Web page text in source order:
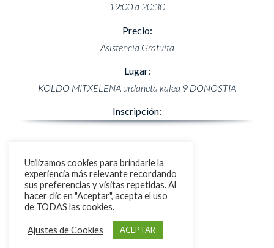
19:00 a 20:30
Precio:
Asistencia Gratuita
Lugar:
KOLDO MITXELENA urdaneta kalea 9 DONOSTIA
Inscripción:
Utilizamos cookies para brindarle la
experiencia más relevante recordando
sus preferencias y visitas repetidas. Al
hacer clic en "Aceptar", acepta el uso
de TODAS las cookies.
Ajustes de Cookies ACEPTAR